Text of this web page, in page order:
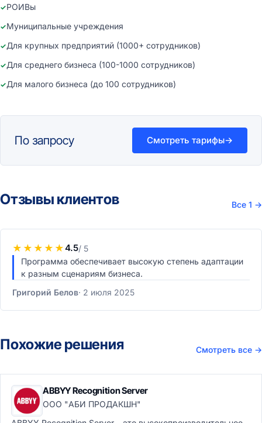
РОИВы
Муниципальные учреждения
Для крупных предприятий (1000+ сотрудников)
Для среднего бизнеса (100-1000 сотрудников)
Для малого бизнеса (до 100 сотрудников)
По запросу Смотреть тарифы→
Отзывы клиентов Все 1 →
★ ★ ★ ★ ★4.5/ 5
Программа обеспечивает высокую степень адаптации
к разным сценариям бизнеса.
Григорий Белов 2 июля 2025
Похожие решения Смотреть все →
ABBYY Recognition Server
ООО "АБИ ПРОДАКШН"